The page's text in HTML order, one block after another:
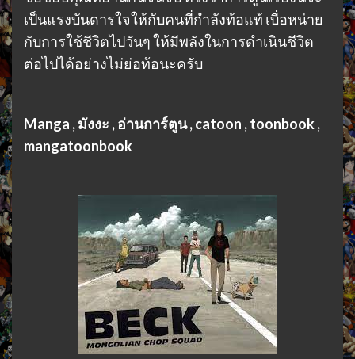
เป็นแรงบันดารใจให้กับคนที่กำลังท้อแท้ เบื่อหน่าย
กับการใช้ชีวิตไปวันๆ ให้มีพลังในการดำเนินชีวิต
ต่อไปได้อย่างไม่ย่อท้อนะครับ
Manga ,มังงะ ,อ่านการ์ตูน , catoon , toonbook ,
mangatoonbook